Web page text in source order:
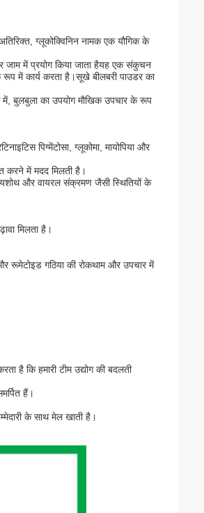
ग्लूकोक्विनिन नामक एक यौगिक के
जाम में प्रयोग किया जाता हैयह एक संकुचन
में कार्य करता है।सूखे बीलबरी पाउडर का
बुलबुला का उपयोग मौखिक उपचार के रूप
पिग्मेंटोसा, ग्लूकोमा, मायोपिया और
करने में मदद मिलती है।
और वायरल संक्रमण जैसी स्थितियों के
मिलता है।
रूमेटोइड गठिया की रोकथाम और उपचार में
है कि हमारी टीम उद्योग की बदलती
हैं।
के साथ मेल खाती है।